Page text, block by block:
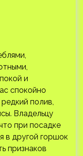
и
спокойно
полив,
Владельцу
при посадке
в другой горшок
признаков